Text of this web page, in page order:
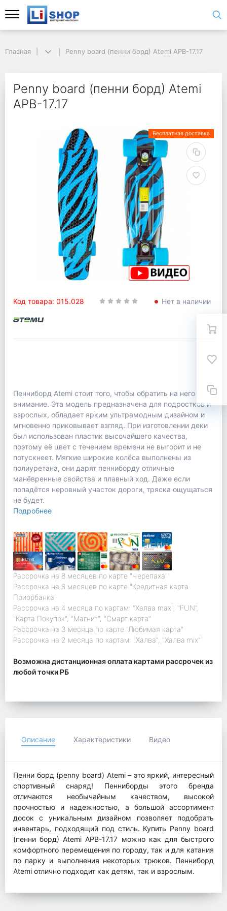
Главная Penny board (пенни борд) Atemi APB-17.17
Penny board (пенни борд) Atemi
APB-17.17
Бесплатная доставка
Код товара: 015.028 Нет в наличии
Пенниборд Atemi стоит того, чтобы обратить на него
внимание. Эта модель предназначена для подростков и
взрослых, обладает ярким ультрамодным дизайном и
мгновенно приковывает взгляд. При изготовлении деки
был использован пластик высочайшего качества,
поэтому её цвет с течением времени не выгорит и не
потускнеет. Мягкие широкие колёса выполнены из
полиуретана, они дарят пенниборду отличные
манёвренные свойства и плавный ход. Даже если
попадётся неровный участок дороги, тряска ощущаться
не будет.
Подробнее
Рассрочка на 8 месяцев по карте "Черепаха"
Рассрочка на 6 месяцев по карте "Кредитная карта
Приорбанка"
Рассрочка на 4 месяца по картам: "Халва max", "FUN",
"Карта Покупок", "Магнит", "Смарт карта"
Рассрочка на 3 месяца по карте "Любимая карта"
Рассрочка на 2 месяца по картам: "Халва", "Халва mix"
Возможна дистанционная оплата картами рассрочек из
любой точки РБ
Описание Характеристики Видео
Пенни борд (penny board) Atemi – это яркий, интересный
спортивный снаряд! Пенниборды этого бренда
отличаются необычайным качеством, высокой
прочностью и надежностью, а большой ассортимент
досок с уникальным дизайном позволяет подобрать
инвентарь, подходящий под стиль. Купить Penny board
(пенни борд) Atemi APB-17.17 можно как для быстрого
комфортного перемещения по городу, так и для катания
по парку и выполнения некоторых трюков. Пенниборд
Atemi отлично подходит как детям, так и взрослым.